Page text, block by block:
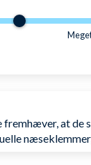
en af
at